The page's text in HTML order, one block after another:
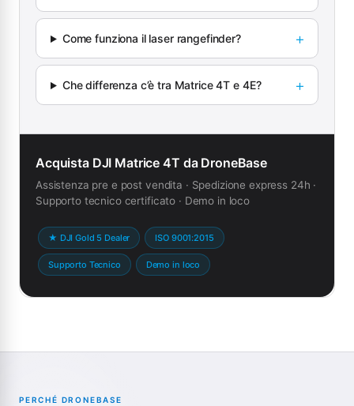
Come funziona il laser rangefinder?
Che differenza c’è tra Matrice 4T e 4E?
Acquista DJI Matrice 4T da DroneBase
Assistenza pre e post vendita · Spedizione express 24h ·
Supporto tecnico certificato · Demo in loco
★ DJI Gold 5 Dealer ISO 9001:2015
Supporto Tecnico Demo in loco
PERCHÉ DRONEBASE